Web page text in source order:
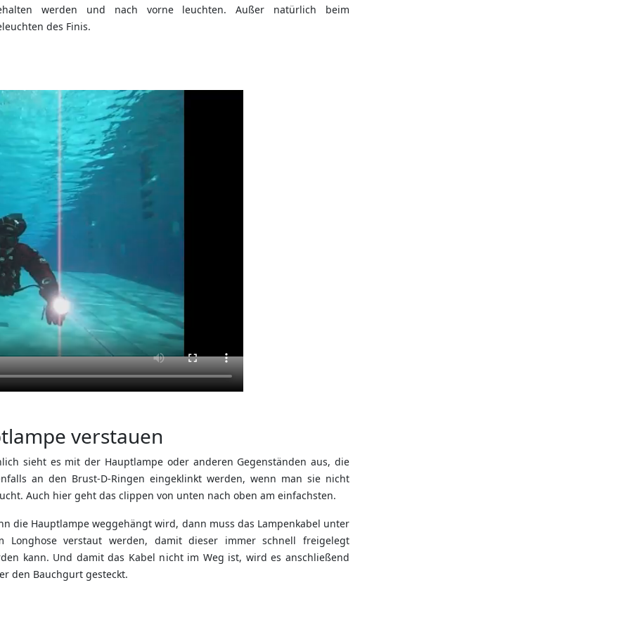
werden und nach vorne leuchten. Außer natürlich beim
des Finis.
verstauen
sieht es mit der Hauptlampe oder anderen Gegenständen aus, die
an den Brust-D-Ringen eingeklinkt werden, wenn man sie nicht
Auch hier geht das clippen von unten nach oben am einfachsten.
die Hauptlampe weggehängt wird, dann muss das Lampenkabel unter
Longhose verstaut werden, damit dieser immer schnell freigelegt
kann. Und damit das Kabel nicht im Weg ist, wird es anschließend
den Bauchgurt gesteckt.